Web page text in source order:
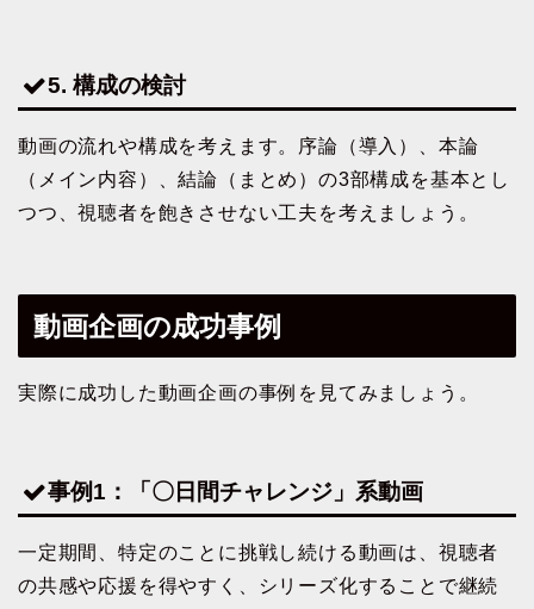
5. 構成の検討
動画の流れや構成を考えます。序論（導入）、本論
（メイン内容）、結論（まとめ）の3部構成を基本とし
つつ、視聴者を飽きさせない工夫を考えましょう。
動画企画の成功事例
実際に成功した動画企画の事例を見てみましょう。
事例1：「〇日間チャレンジ」系動画
一定期間、特定のことに挑戦し続ける動画は、視聴者
の共感や応援を得やすく、シリーズ化することで継続